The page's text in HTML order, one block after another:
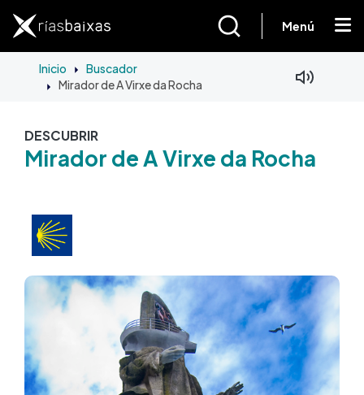
Menú
Inicio Buscador
Mirador de A Virxe da Rocha
DESCUBRIR
Mirador de A Virxe da Rocha
Imaxe